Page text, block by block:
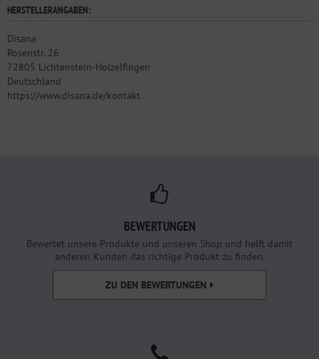
HERSTELLERANGABEN:
Disana
Rosenstr. 26
72805 Lichtenstein-Holzelfingen
Deutschland
https://www.disana.de/kontakt
BEWERTUNGEN
Bewertet unsere Produkte und unseren Shop und helft damit
anderen Kunden das richtige Produkt zu finden.
ZU DEN BEWERTUNGEN